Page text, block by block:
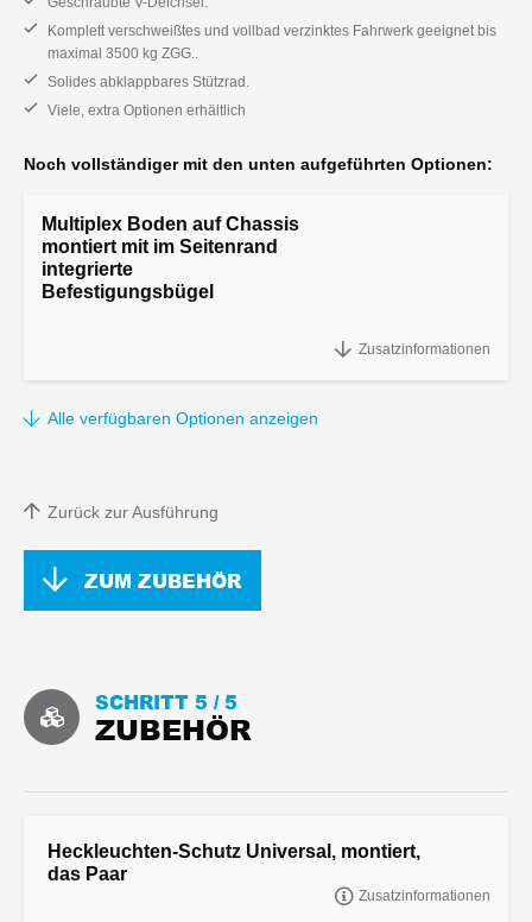
Komplett verschweißtes und vollbad verzinktes Fahrwerk geeignet bis
maximal 3500 kg ZGG..
Solides abklappbares Stützrad.
Viele, extra Optionen erhältlich
Noch vollständiger mit den unten aufgeführten Optionen:
Multiplex Boden auf Chassis
montiert mit im Seitenrand
integrierte
Befestigungsbügel
Zusatzinformationen
Alle verfügbaren Optionen anzeigen
Zurück zur Ausführung
ZUM ZUBEHÖR
ZUBEHÖR
SCHRITT 5 / 5
Heckleuchten-Schutz Universal, montiert,
das Paar
Zusatzinformationen